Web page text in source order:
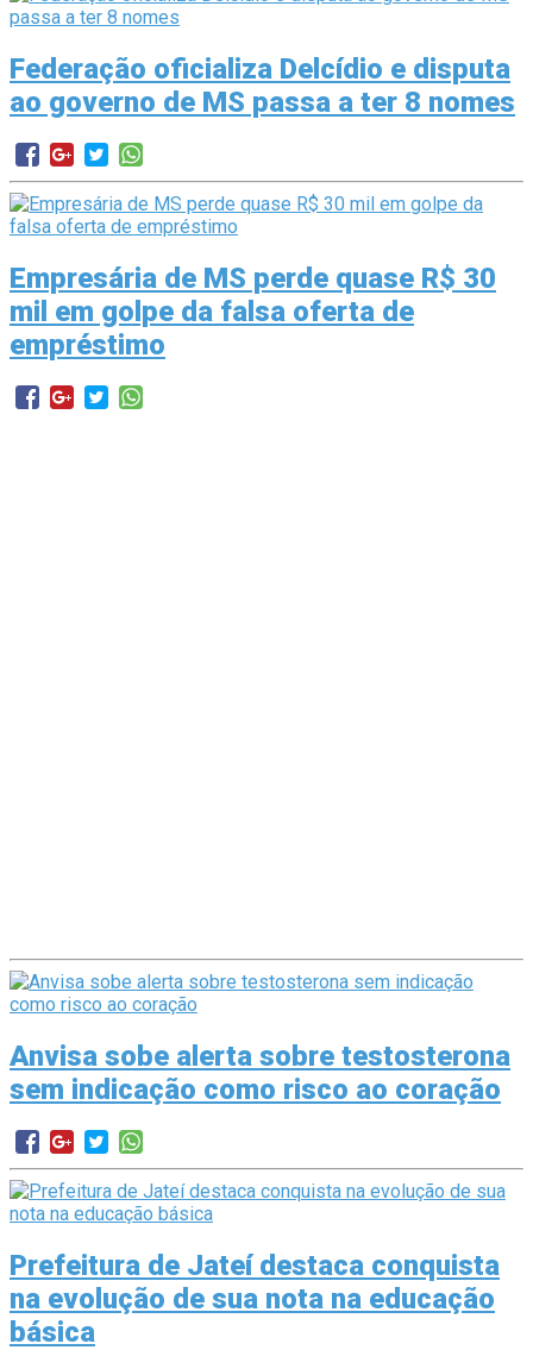
Federação oficializa Delcídio e disputa
ao governo de MS passa a ter 8 nomes
Empresária de MS perde quase R$ 30
mil em golpe da falsa oferta de
empréstimo
Anvisa sobe alerta sobre testosterona
sem indicação como risco ao coração
Prefeitura de Jateí destaca conquista
na evolução de sua nota na educação
básica